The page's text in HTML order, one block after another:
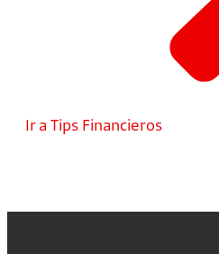
Ir a Tips Financieros